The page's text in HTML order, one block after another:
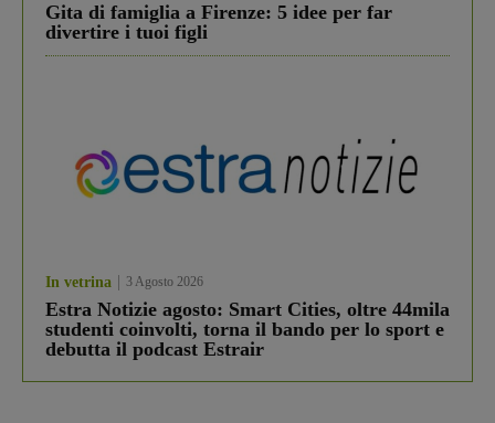
Gita di famiglia a Firenze: 5 idee per far
divertire i tuoi figli
In vetrina 3 Agosto 2026
Estra Notizie agosto: Smart Cities, oltre 44mila
studenti coinvolti, torna il bando per lo sport e
debutta il podcast Estrair